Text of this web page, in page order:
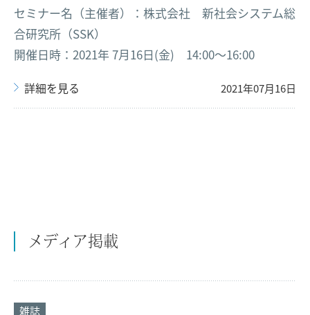
セミナー名（主催者）：株式会社 新社会システム総
合研究所（SSK）
開催日時：2021年 7月16日(金) 14:00～16:00
詳細を見る 2021年07月16日
メディア掲載
雑誌